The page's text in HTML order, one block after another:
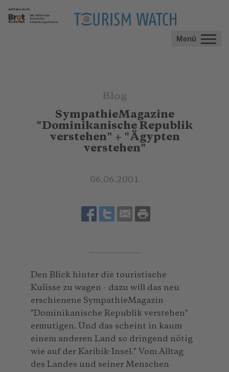
Menü
Blog
SympathieMagazine
"Dominikanische Republik
verstehen" + "Ägypten
verstehen"
06.06.2001
Den Blick hinter die touristische
Kulisse zu wagen - dazu will das neu
erschienene SympathieMagazin
"Dominikanische Republik verstehen"
ermutigen. Und das scheint in kaum
einem anderen Land so dringend nötig
wie auf der Karibik-Insel." Vom Alltag
des Landes und seiner Menschen